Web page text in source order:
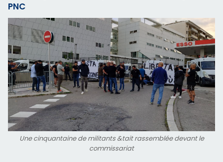
PNC
Une cinquantaine de militants &tait rassemblée devant le
commissariat